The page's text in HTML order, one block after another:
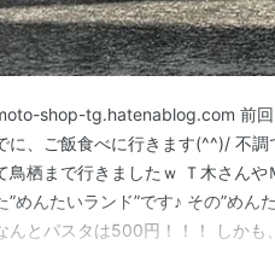
shop-tg.hatenablog.com 前回
に、ご飯食べに行きます(^^)/ 不
鳥栖まで行きましたｗ Ｔ木さん
”めんたいランド”です♪ その”めん
んとパスタは500円！！！ しかも